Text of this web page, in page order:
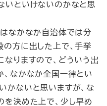
いといけないのかなと思
なかなか自治体では分
の方に出した上で、手挙
なりますので、どういう出
、なかなか全国一律とい
かないと思いますが、な
を決めた上で、少し早め